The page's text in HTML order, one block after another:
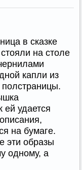
в сказке
на столе
капли из
полстраницы.
ей удается
на бумаге.
эти образы
одному, а